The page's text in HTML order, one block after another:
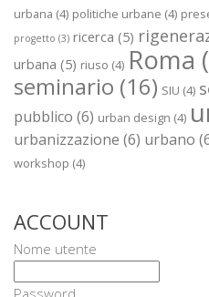
urbana (4) politiche urbane (4)
progetto (3) ricerca (5)
urbana (5) riuso (4) Roma
seminario (16) SIU (4)
pubblico (6) urban design (4)
urbanizzazione (6) urbano
workshop (4)
ACCOUNT
Nome utente
Password